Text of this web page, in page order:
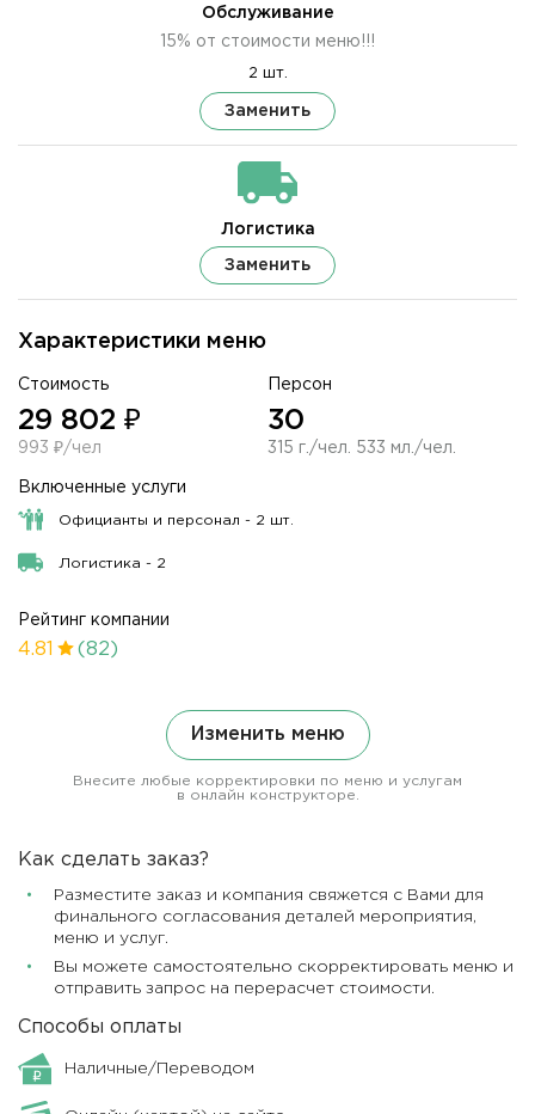
Характеристики меню
Стоимость
29 802 ₽
993 ₽/чел
Персон
30
315 г./чел. 533 мл./чел.
Включенные услуги
Официанты и персонал - 2 шт.
Логистика - 2
Рейтинг компании
4.81 (82)
Изменить меню
Внесите любые корректировки по меню и услугам
в онлайн конструкторе.
Обслуживание
15% от стоимости меню!!!
2 шт.
Заменить
Логистика
Заменить
Как сделать заказ?
Разместите заказ и компания свяжется с Вами для
финального согласования деталей мероприятия,
меню и услуг.
Вы можете самостоятельно скорректировать меню и
отправить запрос на перерасчет стоимости.
Способы оплаты
Наличные/Переводом